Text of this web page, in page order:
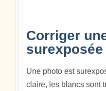
Corriger
surexposée
Une photo est
claire, les blancs sont